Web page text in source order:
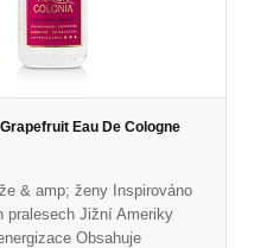
Eau De Cologne
& amp; ženy Inspirováno
pralesech Jižní Ameriky
Obsahuje